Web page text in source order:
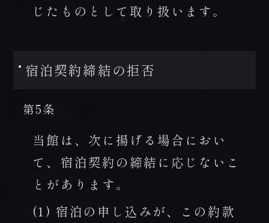
じたものとして取り扱います。
宿泊契約締結の拒否
第5条
当館は、次に揚げる場合におい
て、宿泊契約の締結に応じないこ
とがあります。
(1) 宿泊の申し込みが、この約款